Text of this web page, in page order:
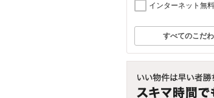
インターネット無料
すべてのこだ